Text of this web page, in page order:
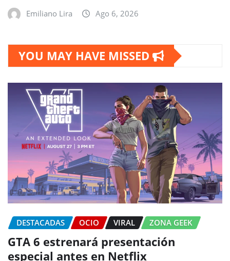
Emiliano Lira Ago 6, 2026
YOU MAY HAVE MISSED
DESTACADAS OCIO VIRAL ZONA GEEK
GTA 6 estrenará presentación
especial antes en Netflix